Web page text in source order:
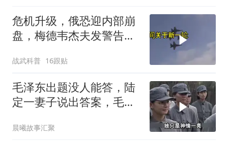
危机升级，俄恐迎内部崩
盘，梅德韦杰夫发警告，
战武科普 16跟贴
毛泽东出题没人能答，陆
定一妻子说出答案，毛主
晨曦故事汇聚